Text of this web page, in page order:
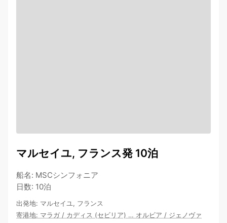
マルセイユ, フランス発 10泊
船名: MSCシンフォニア
日数: 10泊
出発地: マルセイユ, フランス
寄港地: マラガ / カディス (セビリア) … オルビア / ジェノヴァ